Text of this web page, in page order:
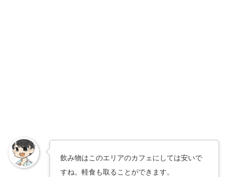
飲み物はこのエリアのカフェにしては安いで
すね。軽食も取ることができます。